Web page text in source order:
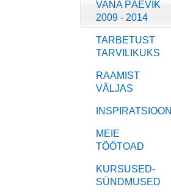
VANA PÄEVIK
2009 - 2014
TARBETUST
TARVILIKUKS
RAAMIST
VÄLJAS
INSPIRATSIOON
MEIE
TÖÖTOAD
KURSUSED-
SÜNDMUSED